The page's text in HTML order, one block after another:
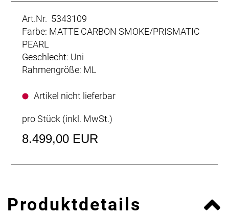
Art.Nr. 5343109
Farbe: MATTE CARBON SMOKE/PRISMATIC
PEARL
Geschlecht: Uni
Rahmengröße: ML
Artikel nicht lieferbar
pro Stück (inkl. MwSt.)
8.499,00 EUR
Produktdetails